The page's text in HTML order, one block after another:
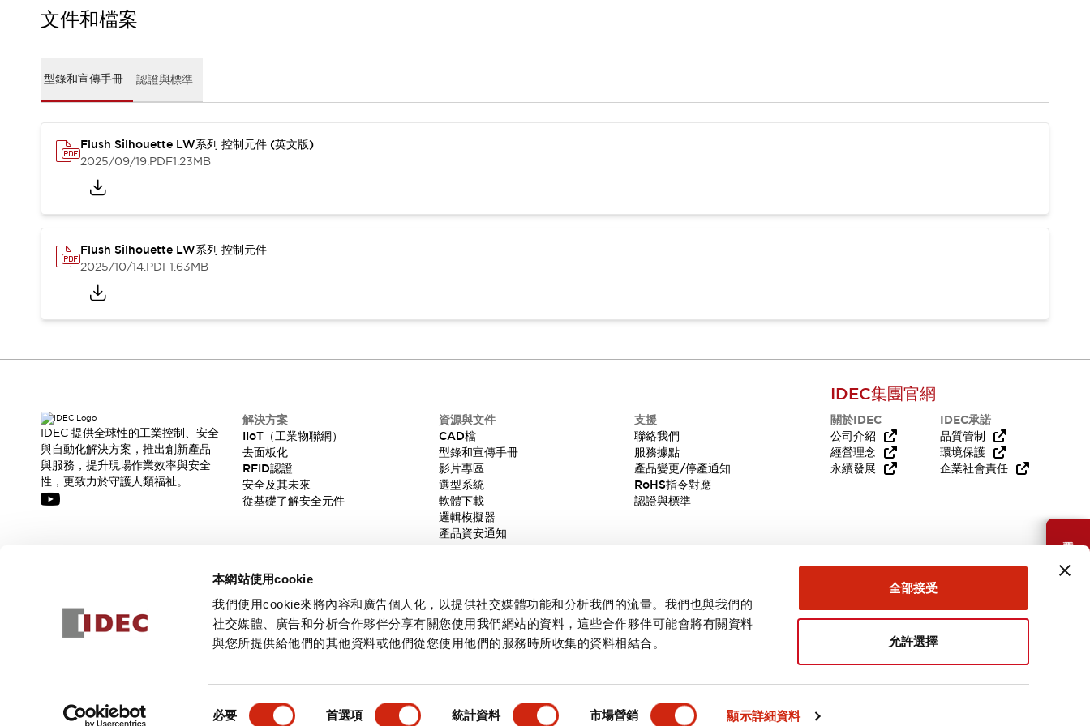
本網站使用cookie
我們使用cookie來將內容和廣告個人化，以提供社交媒體功能和分析我們的流量。我們也與我們的
社交媒體、廣告和分析合作夥伴分享有關您使用我們網站的資料，這些合作夥伴可能會將有關資料
與您所提供給他們的其他資料或他們從您使用他們的服務時所收集的資料相結合。
必要 首選項 統計資料 市場營銷 顯示詳細資料
全部接受
允許選擇
型錄和宣傳手冊
軟體下載
邏輯模擬器
產品資安通知
服務據點
產品變更/停產通知
需要幫助嗎？
文件和檔案
型錄和宣傳手冊 認證與標準
Flush Silhouette LW系列 控制元件 (英文版)
2025/09/19.PDF1.23MB
Flush Silhouette LW系列 控制元件
2025/10/14.PDF1.63MB
產品詳情 主要特點 規格 文件和檔案
IDEC 提供全球性的工業控制、安全
與自動化解決方案，推出創新產品
與服務，提升現場作業效率與安全
性，更致力於守護人類福祉。
解決方案
IIoT（工業物聯網）
去面板化
RFID認證
安全及其未來
從基礎了解安全元件
資源與文件
CAD檔
型錄和宣傳手冊
影片專區
選型系統
軟體下載
邏輯模擬器
產品資安通知
支援
聯絡我們
服務據點
產品變更/停產通知
RoHS指令對應
認證與標準
IDEC集團官網
關於IDEC
公司介紹
經營理念
永續發展
IDEC承諾
品質管制
環境保護
企業社會責任
訂閱
隱私權政策使用條款 台灣